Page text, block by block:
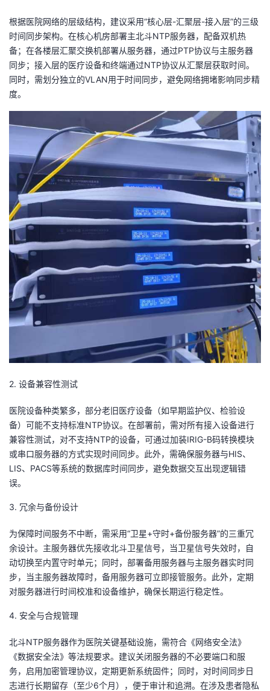
根据医院网络的层级结构，建议采用“核心层-汇聚层-接入层”的三级
时间同步架构。在核心机房部署主北斗NTP服务器，配备双机热
备；在各楼层汇聚交换机部署从服务器，通过PTP协议与主服务器
同步；接入层的医疗设备和终端通过NTP协议从汇聚层获取时间。
同时，需划分独立的VLAN用于时间同步，避免网络拥堵影响同步精
度。
2. 设备兼容性测试
医院设备种类繁多，部分老旧医疗设备（如早期监护仪、检验设
备）可能不支持标准NTP协议。在部署前，需对所有接入设备进行
兼容性测试，对不支持NTP的设备，可通过加装IRIG-B码转换模块
或串口服务器的方式实现时间同步。此外，需确保服务器与HIS、
LIS、PACS等系统的数据库时间同步，避免数据交互出现逻辑错
误。
3. 冗余与备份设计
为保障时间服务不中断，需采用“卫星+守时+备份服务器”的三重冗
余设计。主服务器优先接收北斗卫星信号，当卫星信号失效时，自
动切换至内置守时单元；同时，部署备用服务器与主服务器实时同
步，当主服务器故障时，备用服务器可立即接管服务。此外，定期
对服务器进行时间校准和设备维护，确保长期运行稳定性。
4. 安全与合规管理
北斗NTP服务器作为医院关键基础设施，需符合《网络安全法》
《数据安全法》等法规要求。建议关闭服务器的不必要端口和服
务，启用加密管理协议，定期更新系统固件；同时，对时间同步日
志进行长期留存（至少6个月），便于审计和追溯。在涉及患者隐私